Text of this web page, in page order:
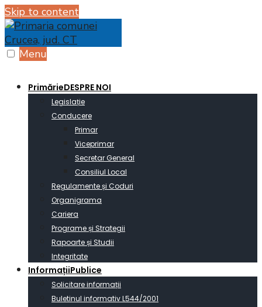
Skip to content
Menu
PrimărieDESPRE NOI
Legislație
Conducere
Primar
Viceprimar
Secretar General
Consiliul Local
Regulamente și Coduri
Organigrama
Cariera
Programe și Strategii
Rapoarte și Studii
Integritate
InformațiiPublice
Solicitare informații
Buletinul informativ L544/2001